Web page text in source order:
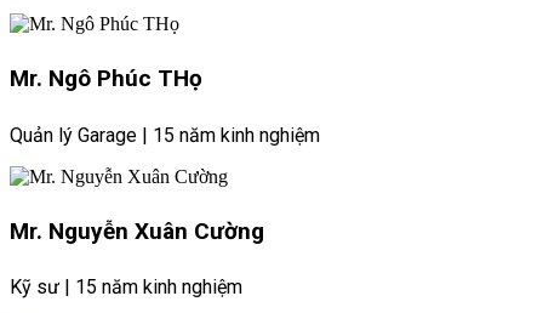
Mr. Ngô Phúc THọ
Quản lý Garage | 15 năm kinh nghiệm
Mr. Nguyễn Xuân Cường
Kỹ sư | 15 năm kinh nghiệm